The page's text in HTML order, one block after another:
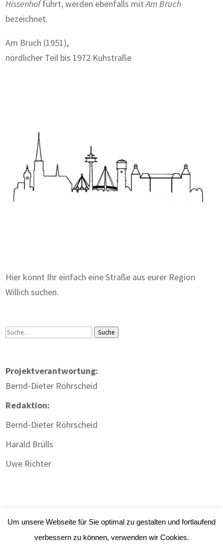
Hissenhofführt, werden ebenfalls mitAm Bruch
bezeichnet.
Am Bruch (1951),
nördlicher Teil bis 1972 Kuhstraße
Hier könnt Ihr einfach eine Straße aus eurer Region
Willich suchen.
Suche Suche
Projektverantwortung:
Bernd-Dieter Röhrscheid
Redaktion:
Bernd-Dieter Röhrscheid
Harald Brülls
Uwe Richter
Um unsere Webseite für Sie optimal zu gestalten und fortlaufend
verbessern zu können, verwenden wir Cookies.